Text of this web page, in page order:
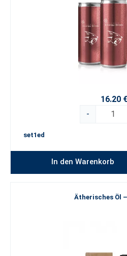
16.20 €
-
set1ed
In den Warenkorb
Ätherisches Öl